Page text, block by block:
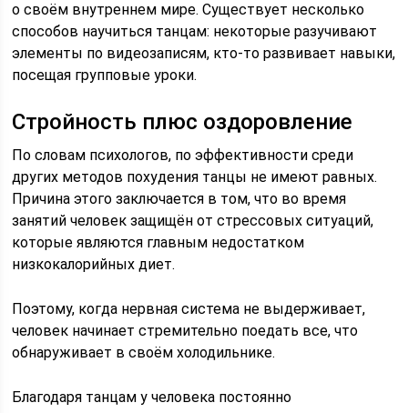
о своём внутреннем мире. Существует несколько
способов научиться танцам: некоторые разучивают
элементы по видеозаписям, кто-то развивает навыки,
посещая групповые уроки.
Стройность плюс оздоровление
По словам психологов, по эффективности среди
других методов похудения танцы не имеют равных.
Причина этого заключается в том, что во время
занятий человек защищён от стрессовых ситуаций,
которые являются главным недостатком
низкокалорийных диет.
Поэтому, когда нервная система не выдерживает,
человек начинает стремительно поедать все, что
обнаруживает в своём холодильнике.
Благодаря танцам у человека постоянно